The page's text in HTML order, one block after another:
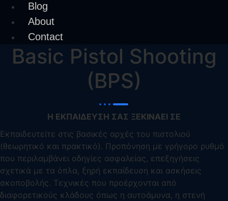
Blog
About
Contact
Basic Pistol Shooting
(BPS)​
Η ΕΚΠΑΙΔΕΥΣΗ ΣΑΣ ΞΕΚΙΝΑΕΙ ΣΕ
Εκπαιδευτείτε στις βασικές αρχές του πιστολιού
(θεωρητικό και πρακτικό). Προπόνηση με γρήγορο ρυθμό
που περιλαμβάνει οδηγίες ασφαλείας, επεξηγήσεις
σχετικά με τα όπλα, ξηρή εκπαίδευση και ασκήσεις
σκοποβολής. Τεχνικές που προέρχονται από
διαφορετικούς κλάδους όπως η αυτοάμυνα, η στενή